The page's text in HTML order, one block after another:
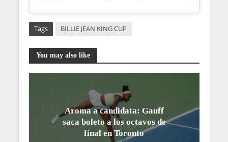
Tags BILLIE JEAN KING CUP
You may also like
Aroma a candidata: Gauff
saca boleto a los octavos de
final en Toronto